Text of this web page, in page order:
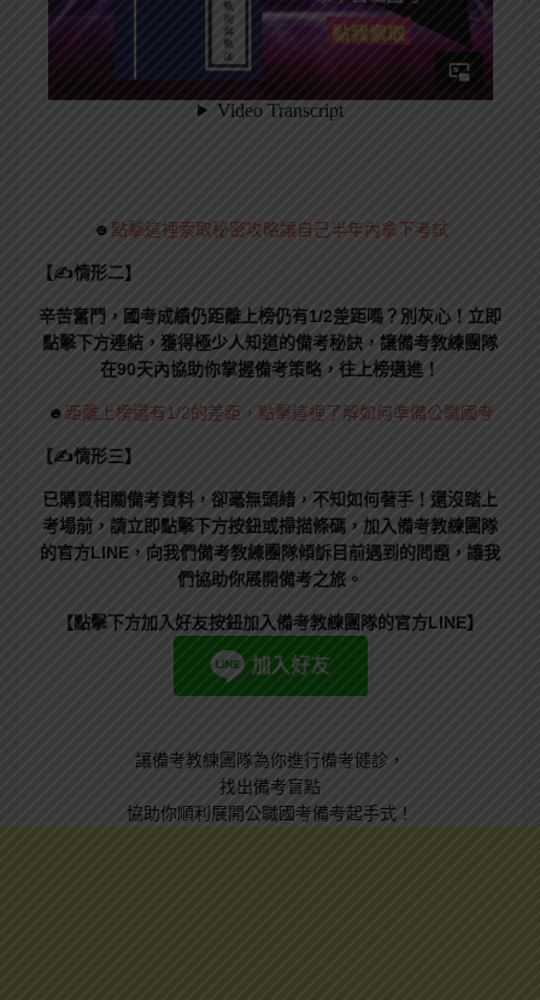
☻ 點擊這裡索取秘密攻略讓自己半年內拿下考試
【✍情形二】
辛苦奮鬥，國考成績仍距離上榜仍有1/2差距嗎？別灰心！立即
點擊下方連結，獲得極少人知道的備考秘訣，讓備考教練團隊
在90天內協助你掌握備考策略，往上榜邁進！
☻ 距離上榜還有1/2的差距，點擊這裡了解如何準備公職國考
【✍情形三】
已購買相關備考資料，卻毫無頭緒，不知如何著手！還沒踏上
考場前，請立即點擊下方按鈕或掃描條碼，加入備考教練團隊
的官方LINE，向我們備考教練團隊傾訴目前遇到的問題，讓我
們協助你展開備考之旅。
【點擊下方加入好友按鈕加入備考教練團隊的官方LINE】
讓備考教練團隊為你進行備考健診，
找出備考盲點
協助你順利展開公職國考備考起手式！